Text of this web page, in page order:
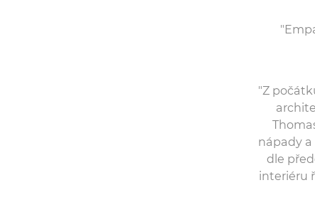
"Z
nápady
dle
interiéru